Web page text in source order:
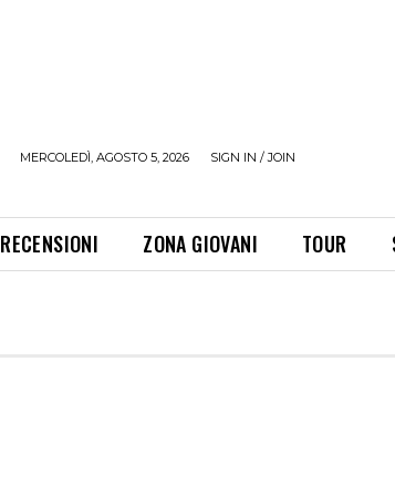
MERCOLEDÌ, AGOSTO 5, 2026 SIGN IN / JOIN
RECENSIONI ZONA GIOVANI TOUR